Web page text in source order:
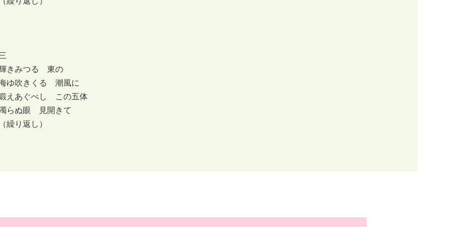
きみつる 東の
ゆ吹きくる 潮風に
えあぐべし この五体
らぬ眼 見開きて
繰り返し）